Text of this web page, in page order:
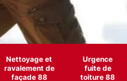
Nettoyage et
ravalement de
façade 88
Urgence
fuite de
toiture 88